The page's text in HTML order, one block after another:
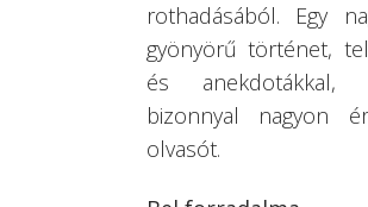
rothadásából. Egy
gyönyörű történet,
és anekdotákkal,
bizonnyal nagyon
olvasót.